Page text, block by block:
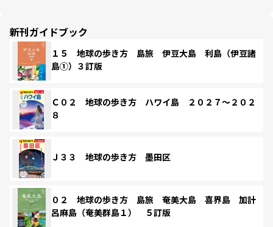
新刊ガイドブック
１５ 地球の歩き方 島旅 伊豆大島 利島（伊豆諸
島①）３訂版
Ｃ０２ 地球の歩き方 ハワイ島 ２０２７～２０２
８
Ｊ３３ 地球の歩き方 墨田区
０２ 地球の歩き方 島旅 奄美大島 喜界島 加計
呂麻島（奄美群島１） ５訂版